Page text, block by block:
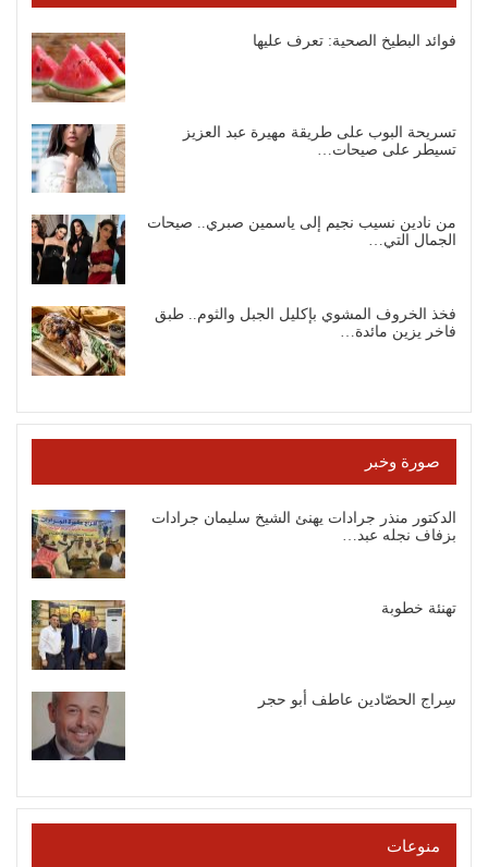
فوائد البطيخ الصحية: تعرف عليها
تسريحة البوب على طريقة مهيرة عبد العزيز
تسيطر على صيحات…
من نادين نسيب نجيم إلى ياسمين صبري.. صيحات
الجمال التي…
فخذ الخروف المشوي بإكليل الجبل والثوم.. طبق
فاخر يزين مائدة…
صورة وخبر
الدكتور منذر جرادات يهنئ الشيخ سليمان جرادات
بزفاف نجله عبد…
تهنئة خطوبة
سِراج الحصّادين عاطف أبو حجر
منوعات